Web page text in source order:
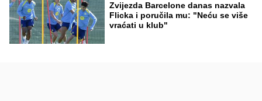
Zvijezda Barcelone danas nazvala
Flicka i poručila mu: "Neću se više
vraćati u klub"